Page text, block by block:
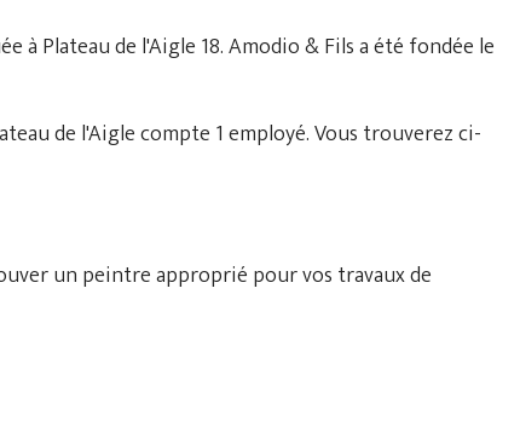
à Plateau de l'Aigle 18. Amodio & Fils a été fondée le
de l'Aigle compte 1 employé. Vous trouverez ci-
un peintre approprié pour vos travaux de